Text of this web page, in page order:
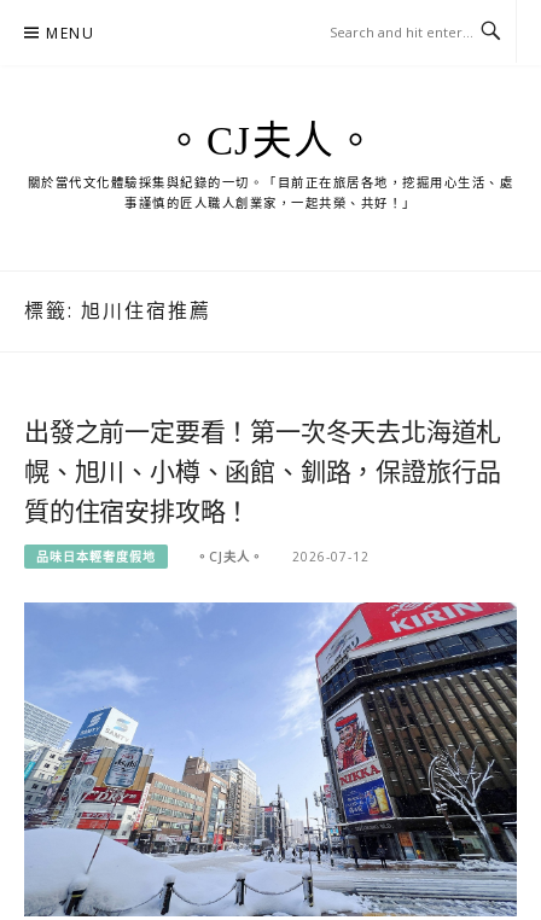
MENU
。CJ夫人。
關於當代文化體驗採集與紀錄的一切。「目前正在旅居各地，挖掘用心生活、處
事謹慎的匠人職人創業家，一起共榮、共好！」
標籤: 旭川住宿推薦
出發之前一定要看！第一次冬天去北海道札
幌、旭川、小樽、函館、釧路，保證旅行品
質的住宿安排攻略！
品味日本輕奢度假地 。CJ夫人。 2026-07-12